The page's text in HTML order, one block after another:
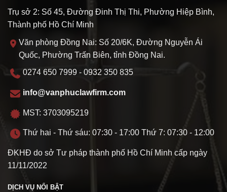
Trụ sở 2: Số 45, Đường Đinh Thị Thi, Phường Hiệp Bình,
Thành phố Hồ Chí Minh
Văn phòng Đồng Nai: Số 20/6K, Đường Nguyễn Ái
Quốc, Phường Trấn Biên, tỉnh Đồng Nai.
0274 650 7999 - 0932 350 835
info@vanphuclawfirm.com
MST: 3703095219
Thứ hai - Thứ sáu: 07:30 - 17:00 Thứ 7: 07:30 - 12:00
ĐKHĐ do sở Tư pháp thành phố Hồ Chí Minh cấp ngày
11/11/2022
DỊCH VỤ NỔI BẬT